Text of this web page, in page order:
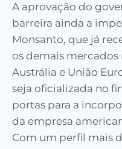
A aprovação do
barreira ainda a
Monsanto, que já
os demais mercados
Austrália e União
seja oficializada no
portas para a
da empresa
Com um perfil mais